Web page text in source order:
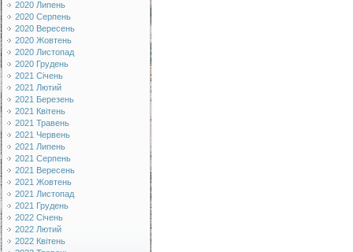
2020 Липень
2020 Серпень
2020 Вересень
2020 Жовтень
2020 Листопад
2020 Грудень
2021 Січень
2021 Лютий
2021 Березень
2021 Квітень
2021 Травень
2021 Червень
2021 Липень
2021 Серпень
2021 Вересень
2021 Жовтень
2021 Листопад
2021 Грудень
2022 Січень
2022 Лютий
2022 Квітень